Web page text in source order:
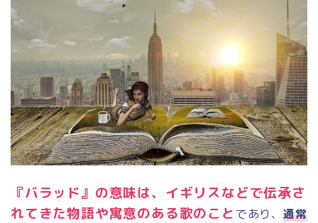
『バラッド』の意味は、イギリスなどで伝承さ
れてきた物語や寓意のある歌のこと であり、通常